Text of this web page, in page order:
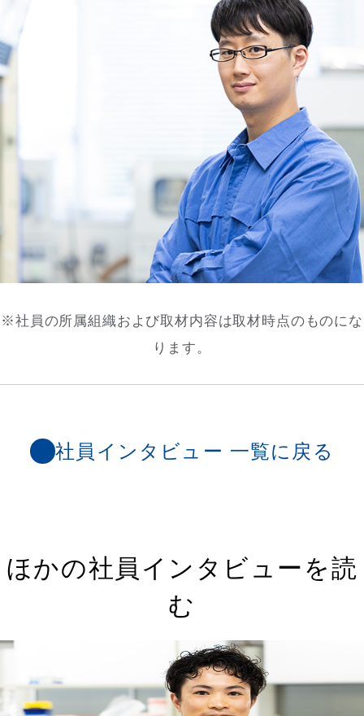
※社員の所属組織および取材内容は取材時点のものにな
ります。
社員インタビュー 一覧に戻る
ほかの社員インタビューを読
む